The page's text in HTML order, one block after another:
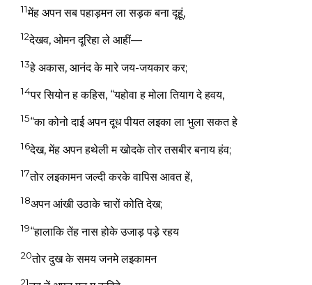
11मेंह अपन सब पहाड़मन ला सड़क बना दूहूं,
12देखव, ओमन दूरिहा ले आहीं—
13हे अकास, आनंद के मारे जय-जयकार कर;
14पर सियोन ह कहिस, “यहोवा ह मोला तियाग दे हवय,
15“का कोनो दाई अपन दूध पीयत लइका ला भुला सकत हे
16देख, मेंह अपन हथेली म खोदके तोर तसबीर बनाय हंव;
17तोर लइकामन जल्दी करके वापिस आवत हें,
18अपन आंखी उठाके चारों कोति देख;
19“हालाकि तेंह नास होके उजाड़ पड़े रहय
20तोर दुख के समय जनमे लइकामन
21